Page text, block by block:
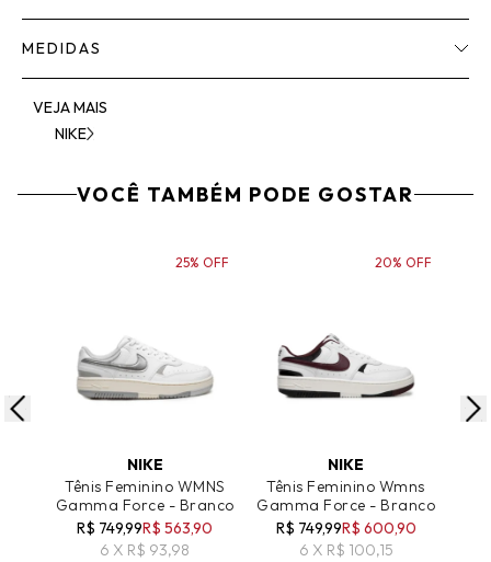
MEDIDAS
VEJA MAIS
NIKE
VOCÊ TAMBÉM PODE GOSTAR
NIKE
Tênis Feminino WMNS
Gamma Force - Branco
R$ 749,99R$ 563,90
6 X R$ 93,98
25% OFF
NIKE
Tênis Feminino Wmns
Gamma Force - Branco
R$ 749,99R$ 600,90
6 X R$ 100,15
20% OFF